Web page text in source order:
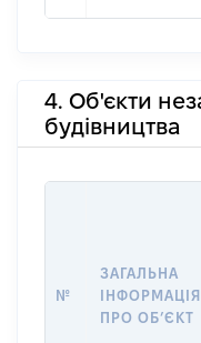
4. Об'єкти
будівництва
№
ЗАГАЛЬНА
ІНФОРМАЦІЯ
ПРО ОБʼЄКТ